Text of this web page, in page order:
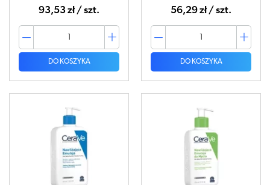
93,53 zł / szt.
DO KOSZYKA
56,29 zł / szt.
DO KOSZYKA